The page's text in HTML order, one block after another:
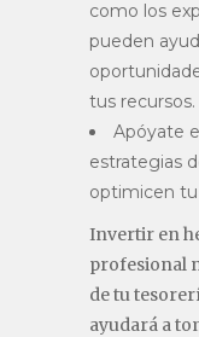
como los
pueden
tus recursos.
Apóyate
estrategias
optimicen tu
Invertir en
profesional
de tu
ayudará a